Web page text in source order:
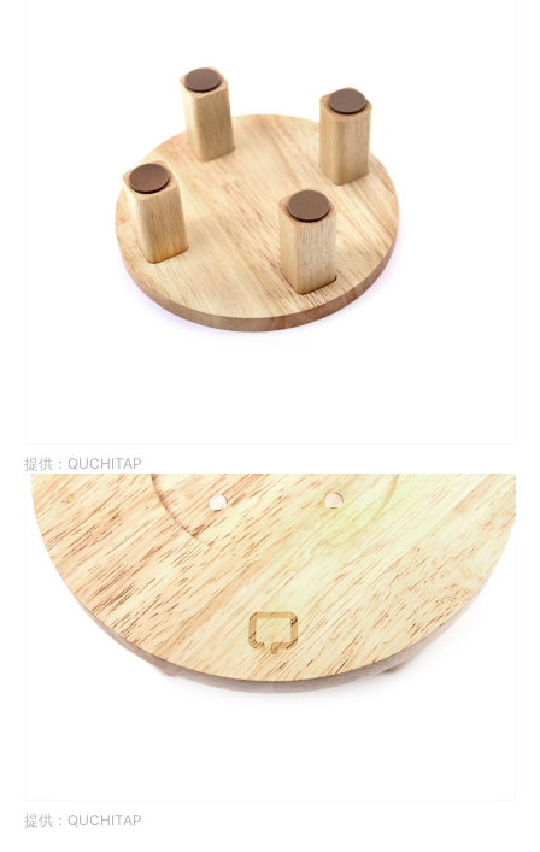
提供：QUCHITAP
提供：QUCHITAP